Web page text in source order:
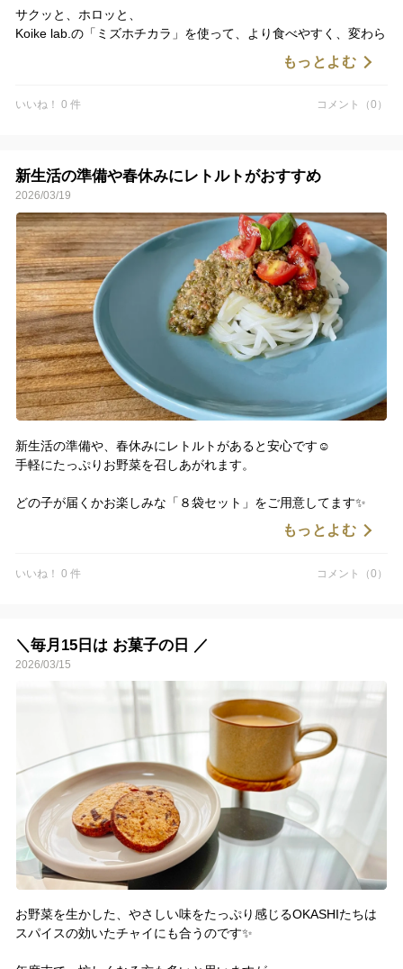
サクッと、ホロッと、
Koike lab.の「ミズホチカラ」を使って、より食べやすく、変わら
母の日ギフトにも🎁
https://www.tabechoku.com/products/14637
もっとよむ
いいね！ 0 件 コメント（0）
新生活の準備や春休みにレトルトがおすすめ
2026/03/19
新生活の準備や、春休みにレトルトがあると安心です☺️
手軽にたっぷりお野菜を召しあがれます。
どの子が届くかお楽しみな「８袋セット」をご用意してます✨
▼【無添加保存食】レトルトおまかせ【8袋1セット】
もっとよむ
いいね！ 0 件 コメント（0）
＼毎月15日は お菓子の日 ／
2026/03/15
お野菜を生かした、やさしい味をたっぷり感じるOKASHIたちは
スパイスの効いたチャイにも合うのです✨